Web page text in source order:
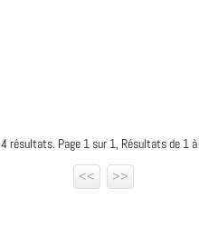
4 résultats. Page 1 sur 1, Résultats de 1
<<
>>